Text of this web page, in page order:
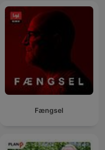
Fængsel